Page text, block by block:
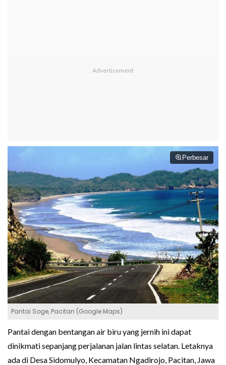
Perbesar
Pantai Soge, Pacitan (Google Maps)
Pantai dengan bentangan air biru yang jernih ini dapat
dinikmati sepanjang perjalanan jalan lintas selatan. Letaknya
ada di Desa Sidomulyo, Kecamatan Ngadirojo, Pacitan, Jawa